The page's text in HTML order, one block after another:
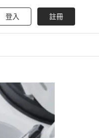
登入 註冊